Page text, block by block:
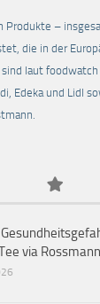
–
die in der
laut
Edeka und Lidl
via